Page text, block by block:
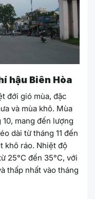
hậu Biên Hòa
đới gió mùa, đặc
và mùa khô. Mùa
mang đến lượng
dài từ tháng 11 đến
khô ráo. Nhiệt độ
25°C đến 35°C, với
thấp nhất vào tháng